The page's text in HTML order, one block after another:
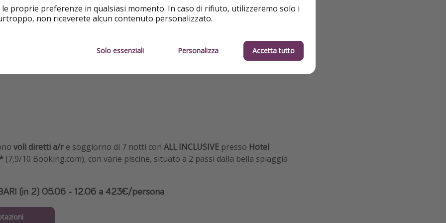
voli diretti a/r e soggiorno di 7 notti con ALL INCLUSIVE presso Hotel
(7,9/10 Booking.com), con varie piscine, situato a 2 passi dalla bella spiaggia
(in 2) 05.06 - 12.06 a 423€/persona
le proprie preferenze in qualsiasi momento. In caso di rifiuto, utilizzeremo solo i
non riceverete alcun contenuto personalizzato.
Solo essenziali Personalizza Accetta tutto